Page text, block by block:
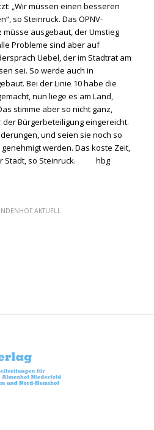
„Wir müssen einen besseren
so Steinruck. Das ÖPNV-
ausgebaut, der Umstieg
Probleme sind aber auf
Uebel, der im Stadtrat am
sei. So werde auch in
Bei der Linie 10 habe die
nun liege es am Land,
stimme aber so nicht ganz,
Bürgerbeteiligung eingereicht.
und seien sie noch so
werden. Das koste Zeit,
Stadt, so Steinruck. hbg
AKTUELL